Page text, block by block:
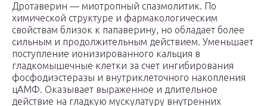
Дротаверин — миотропный спазмолитик. По
химической структуре и фармакологическим
свойствам близок к папаверину, но обладает более
сильным и продолжительным действием. Уменьшает
поступление ионизированного кальция в
гладкомышечные клетки за счет ингибирования
фосфодиэстеразы и внутриклеточного накопления
цАМФ. Оказывает выраженное и длительное
действие на гладкую мускулатуру внутренних